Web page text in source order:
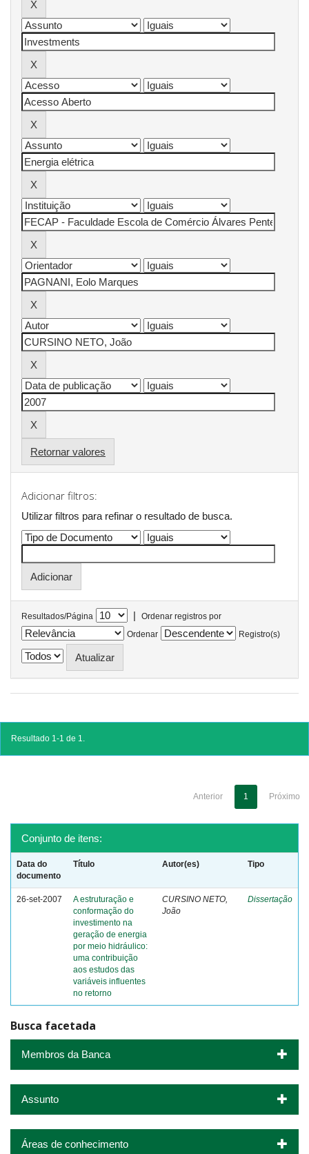
Retornar valores
Adicionar filtros:
Utilizar filtros para refinar o resultado de busca.
Resultados/Página |
Ordenar registros por
Ordenar
Registro(s)
Resultado 1-1 de 1.
Anterior 1 Próximo
Conjunto de itens:
Data do
documento
Título Autor(es) Tipo
26-set-2007
A estruturação e
conformação do
investimento na
geração de energia
por meio hidráulico:
uma contribuição
aos estudos das
variáveis influentes
no retorno
CURSINO NETO,
João
Dissertação
Busca facetada
Membros da Banca
Assunto
Áreas de conhecimento